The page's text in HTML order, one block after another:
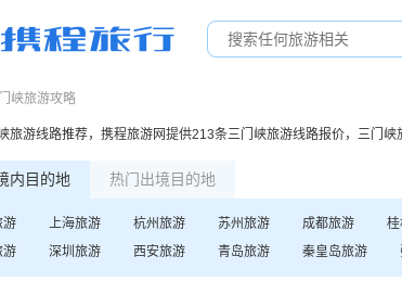
峡旅游攻略
旅游线路推荐，携程旅游网提供213条三门峡旅游线路报价， 三门峡
内目的地 热门出境目的地
游 上海旅游 杭州旅游 苏州旅游 成都旅游
游 深圳 旅游 西安旅游 青岛旅游 秦皇岛旅游